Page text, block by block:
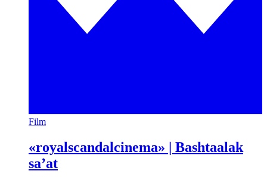
Film
«royalscandalcinema» | Bashtaalak
sa’at